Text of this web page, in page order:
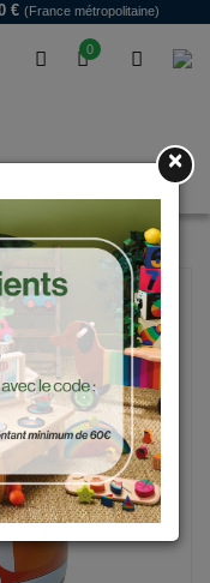
0
€ (France métropolitaine)
×